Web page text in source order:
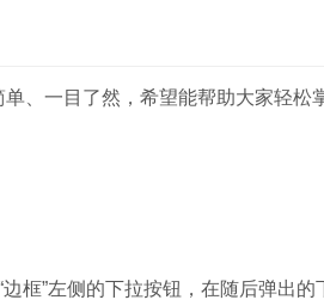
、一目了然，希望能帮助大家轻松
框”左侧的下拉按钮，在随后弹出的